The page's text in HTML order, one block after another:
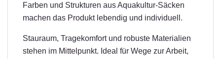
Farben und Strukturen aus Aquakultur-Säcken
machen das Produkt lebendig und individuell.
Stauraum, Tragekomfort und robuste Materialien
stehen im Mittelpunkt. Ideal für Wege zur Arbeit,